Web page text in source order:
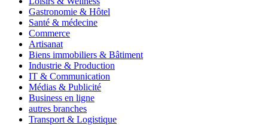
Gastronomie & Hôtel
Santé & médecine
Commerce
Artisanat
Biens immobiliers & Bâtiment
Industrie & Production
IT & Communication
Médias & Publicité
Business en ligne
autres branches
Transport & Logistique